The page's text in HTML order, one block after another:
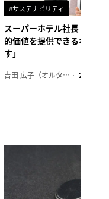
#サステナビリティ
スーパーホテル社長「地域
的価値を提供できるホテル
す」
吉田 広子（オルタナ輪番編集長） 2026年6